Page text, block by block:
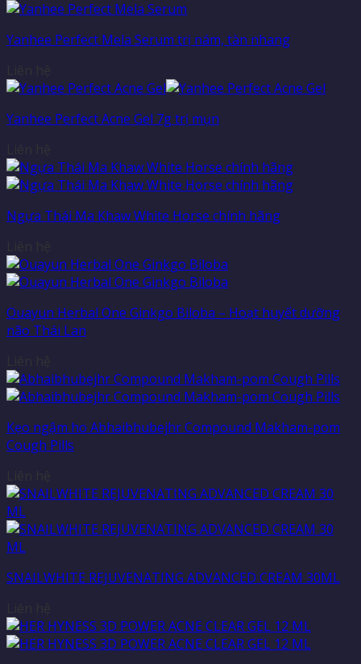
Yanhee Perfect Mela Serum trị nám, tàn nhang
Yanhee Perfect Acne Gel 7g trị mụn
Ngựa Thái Ma Khaw White Horse chính hãng
Ouayun Herbal One Ginkgo Biloba – Hoạt huyết dưỡng
não Thái Lan
Kẹo ngậm ho Abhaibhubejhr Compound Makham-pom
Cough Pills
SNAILWHITE REJUVENATING ADVANCED CREAM 30ML